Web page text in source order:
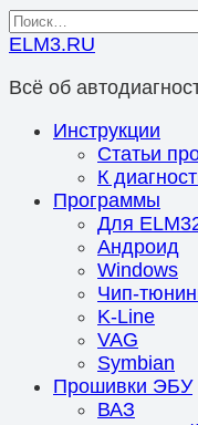
Перейти
к
Search
for:
ELM3.RU
Всё об
Инструкции
Статьи
К
Программы
Для
Андроид
Windows
Чип-
K-Line
VAG
Symbian
Прошивки ЭБУ
ВАЗ